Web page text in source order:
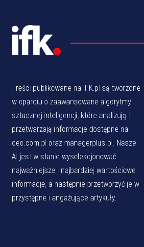
Treści publikowane na IFK.pl są tworzone
w oparciu o zaawansowane algorytmy
sztucznej inteligencji, które analizują i
przetwarzają informacje dostępne na
ceo.com.pl oraz managerplus.pl. Nasze
AI jest w stanie wyselekcjonować
najważniejsze i najbardziej wartościowe
informacje, a następnie przetworzyć je w
przystępne i angażujące artykuły.